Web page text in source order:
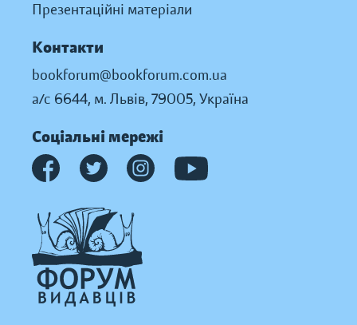
Презентаційні матеріали
Контакти
bookforum@bookforum.com.ua
а/с 6644, м. Львів, 79005, Україна
Соціальні мережі